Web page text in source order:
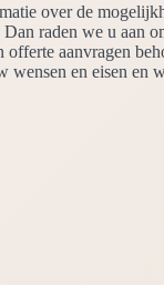
over de
raden we u aan
aanvragen
wensen en eisen en